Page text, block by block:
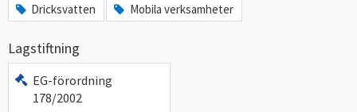
Dricksvatten Mobila verksamheter
Lagstiftning
EG-förordning
178/2002